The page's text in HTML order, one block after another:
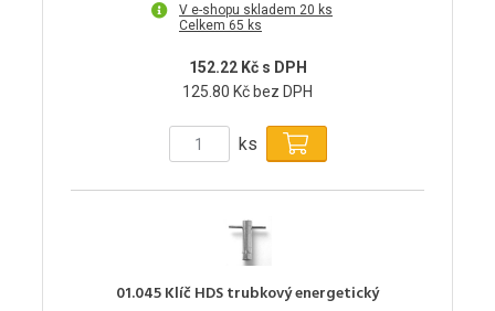
V e-shopu skladem 20 ks
Celkem 65 ks
152.22 Kč s DPH
125.80 Kč bez DPH
ks
01.045 Klíč HDS trubkový energetický